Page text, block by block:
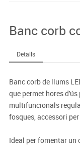
Banc corb
Detalls
Banc corb de llums
que permet hores
multifuncionals
fosques, accessori
Ideal per fomentar